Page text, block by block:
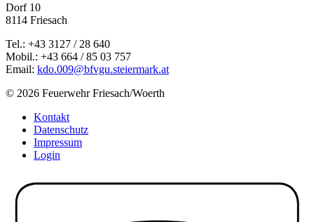
Dorf 10
8114 Friesach
Tel.: +43 3127 / 28 640
Mobil.: +43 664 / 85 03 757
Email: kdo.009@bfvgu.steiermark.at
© 2026 Feuerwehr Friesach/Woerth
Kontakt
Datenschutz
Impressum
Login